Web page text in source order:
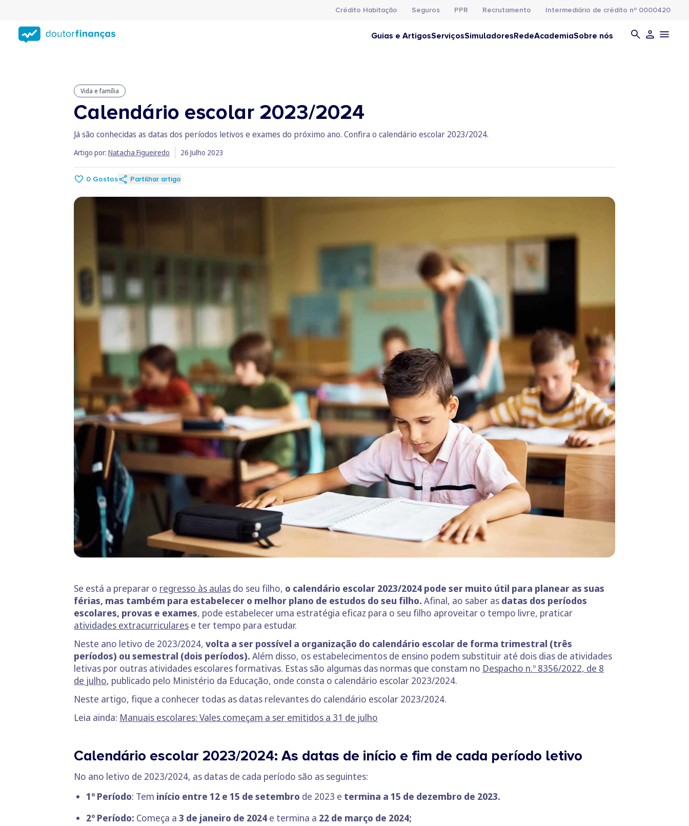
conteúdo
principal
Crédito Habitação Seguros PPR Recrutamento Intermediário de crédito nº 0000420
Guias e ArtigosServiçosSimuladoresRedeAcademiaSobre nós
Vida e família
Calendário escolar 2023/2024
Já são conhecidas as datas dos períodos letivos e exames do próximo ano. Confira o calendário escolar 2023/2024.
Artigo por: Natacha Figueiredo 26 Julho 2023
0 Gostos Partilhar artigo
Se está a preparar o regresso às aulas do seu filho, o calendário escolar 2023/2024 pode ser muito útil para planear as suas
férias, mas também para estabelecer o melhor plano de estudos do seu filho. Afinal, ao saber as datas dos períodos
escolares, provas e exames, pode estabelecer uma estratégia eficaz para o seu filho aproveitar o tempo livre, praticar
atividades extracurriculares e ter tempo para estudar.
Neste ano letivo de 2023/2024, volta a ser possível a organização do calendário escolar de forma trimestral (três
períodos) ou semestral (dois períodos). Além disso, os estabelecimentos de ensino podem substituir até dois dias de atividades
letivas por outras atividades escolares formativas. Estas são algumas das normas que constam no Despacho n.º 8356/2022, de 8
de julho, publicado pelo Ministério da Educação, onde consta o calendário escolar 2023/2024.
Neste artigo, fique a conhecer todas as datas relevantes do calendário escolar 2023/2024.
Leia ainda: Manuais escolares: Vales começam a ser emitidos a 31 de julho
Calendário escolar 2023/2024: As datas de início e fim de cada período letivo
No ano letivo de 2023/2024, as datas de cada período são as seguintes:
1º Período: Tem início entre 12 e 15 de setembro de 2023 e termina a 15 de dezembro de 2023.
2º Período: Começa a 3 de janeiro de 2024 e termina a 22 de março de 2024;